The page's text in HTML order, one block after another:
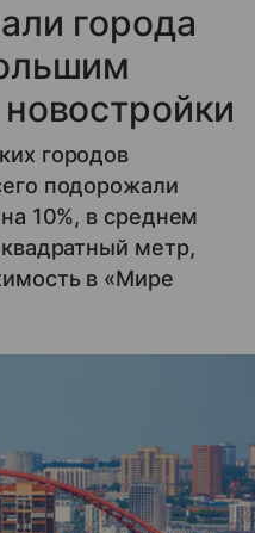
города
городов
подорожали
10%, в среднем
метр,
в «Мире